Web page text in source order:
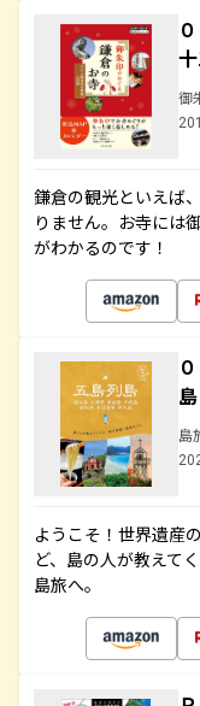
御
鎌倉の観光といえば
りません。お寺には
がわかるのです！
島
ようこそ！世界遺産
ど、島の人が教えて
島旅へ。